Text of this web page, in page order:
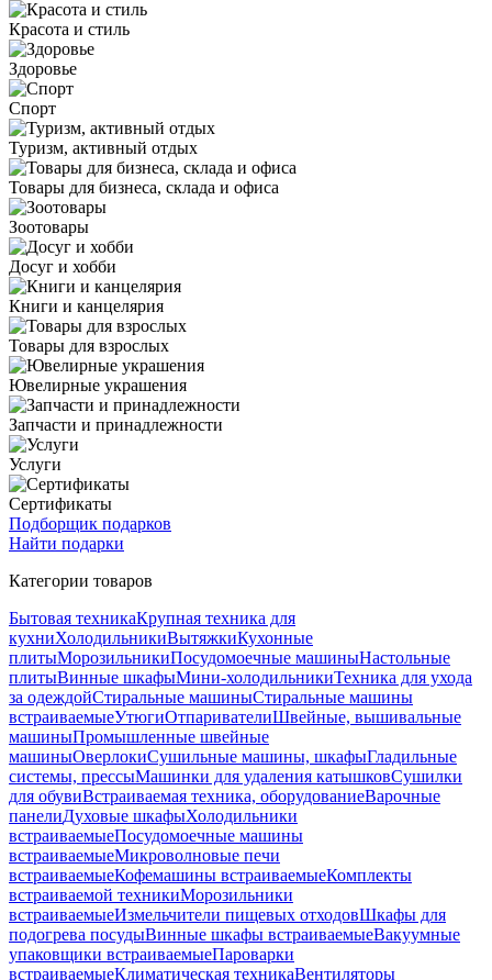
Красота и стиль
Здоровье
Спорт
Туризм, активный отдых
Товары для бизнеса, склада и офиса
Зоотовары
Досуг и хобби
Книги и канцелярия
Товары для взрослых
Ювелирные украшения
Запчасти и принадлежности
Услуги
Сертификаты
Подборщик подарков
Найти подарки
Категории товаров
Бытовая техникаКрупная техника для
кухниХолодильникиВытяжкиКухонные
плитыМорозильникиПосудомоечные машиныНастольные
плитыВинные шкафыМини-холодильникиТехника для ухода
за одеждойСтиральные машиныСтиральные машины
встраиваемыеУтюгиОтпаривателиШвейные, вышивальные
машиныПромышленные швейные
машиныОверлокиСушильные машины, шкафыГладильные
системы, прессыМашинки для удаления катышковСушилки
для обувиВстраиваемая техника, оборудованиеВарочные
панелиДуховые шкафыХолодильники
встраиваемыеПосудомоечные машины
встраиваемыеМикроволновые печи
встраиваемыеКофемашины встраиваемыеКомплекты
встраиваемой техникиМорозильники
встраиваемыеИзмельчители пищевых отходовШкафы для
подогрева посудыВинные шкафы встраиваемыеВакуумные
упаковщики встраиваемыеПароварки
встраиваемыеКлиматическая техникаВентиляторы